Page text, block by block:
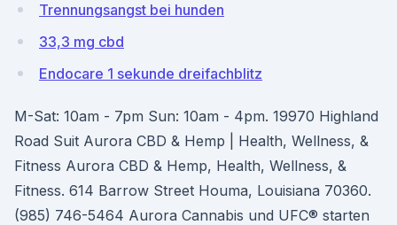
Trennungsangst bei hunden
33,3 mg cbd
Endocare 1 sekunde dreifachblitz
M-Sat: 10am - 7pm Sun: 10am - 4pm. 19970 Highland
Road Suit Aurora CBD & Hemp | Health, Wellness, &
Fitness Aurora CBD & Hemp, Health, Wellness, &
Fitness. 614 Barrow Street Houma, Louisiana 70360.
(985) 746-5464 Aurora Cannabis und UFC® starten